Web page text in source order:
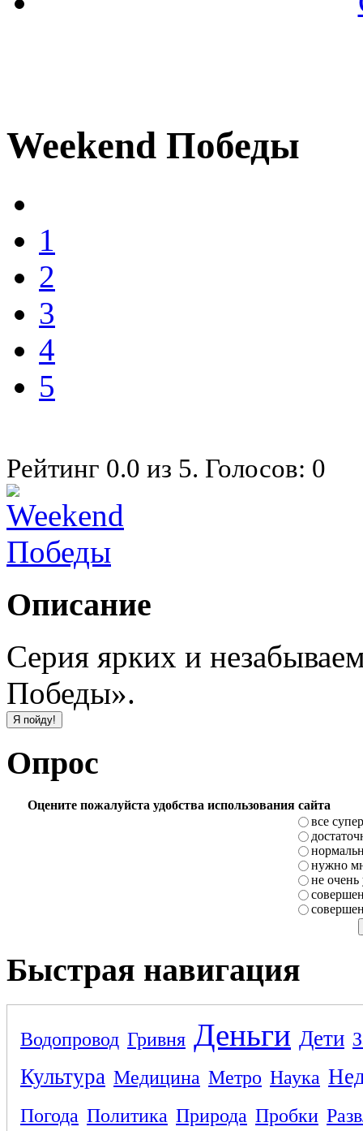
Weekend Победы
1
2
3
4
5
Рейтинг 0.0 из 5. Голосов: 0
Описание
Серия ярких и
Победы».
Опрос
Оцените пожалуйста удобства использования сайта
все супер
нужно
не очень
Быстрая навигация
Водопровод Гривня Деньги Дети
Культура Медицина Метро Наука
Погода Политика Природа Пробки